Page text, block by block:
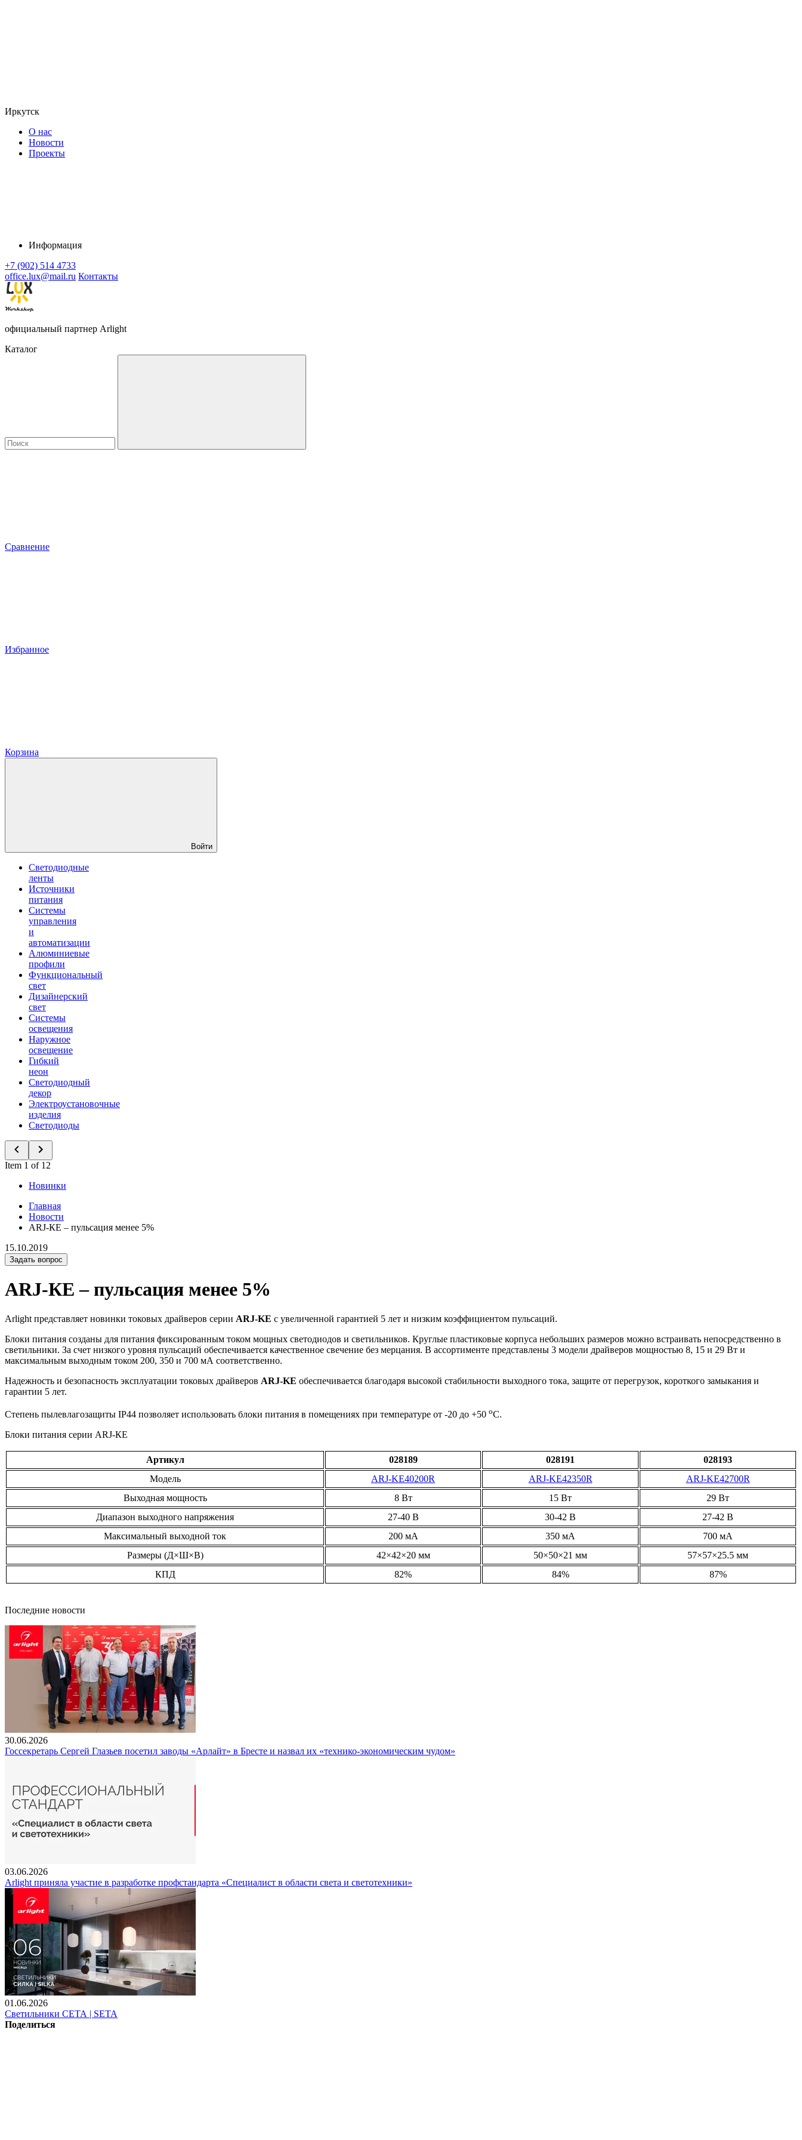
Иркутск
О нас
Новости
Проекты
Информация
+7 (902) 514 4733
office.lux@mail.ru Контакты
официальный партнер Arlight
Каталог
Сравнение
Избранное
Корзина
Войти
Светодиодные
ленты
Источники
питания
Системы
управления
и
автоматизации
Алюминиевые
профили
Функциональный
свет
Дизайнерский
свет
Системы
освещения
Наружное
освещение
Гибкий
неон
Светодиодный
декор
Электроустановочные
изделия
Светодиоды
Item 1 of 12
Новинки
Главная
Новости
ARJ-КЕ – пульсация менее 5%
15.10.2019
Задать вопрос
ARJ-КЕ – пульсация менее 5%
Arlight представляет новинки токовых драйверов серии ARJ-KE с увеличенной гарантией 5 лет и низким коэффициентом пульсаций.
Блоки питания созданы для питания фиксированным током мощных светодиодов и светильников. Круглые пластиковые корпуса небольших размеров можно встраивать непосредственно в
светильники. За счет низкого уровня пульсаций обеспечивается качественное свечение без мерцания. В ассортименте представлены 3 модели драйверов мощностью 8, 15 и 29 Вт и
максимальным выходным током 200, 350 и 700 мА соответственно.
Надежность и безопасность эксплуатации токовых драйверов ARJ-KE обеспечивается благодаря высокой стабильности выходного тока, защите от перегрузок, короткого замыкания и
гарантии 5 лет.
Степень пылевлагозащиты IP44 позволяет использовать блоки питания в помещениях при температуре от -20 до +50 oС.
Блоки питания серии ARJ-КЕ
Артикул 028189 028191
028193
Модель
ARJ-KE40200R ARJ-KE42350R
ARJ-KE42700R
Выходная мощность
8 Вт 15 Вт
29 Вт
Диапазон выходного напряжения
27-40 В 30-42 В
27-42 В
Максимальный выходной ток
200 мА 350 мА
700 мА
Размеры (Д×Ш×В)
42×42×20 мм 50×50×21 мм
57×57×25.5 мм
КПД
82% 84% 87%
Последние новости
30.06.2026
Госсекретарь Сергей Глазьев посетил заводы «Арлайт» в Бресте и назвал их «технико-экономическим чудом»
03.06.2026
Arlight приняла участие в разработке профстандарта «Специалист в области света и светотехники»
01.06.2026
Светильники СЕТА | SETA
Поделиться